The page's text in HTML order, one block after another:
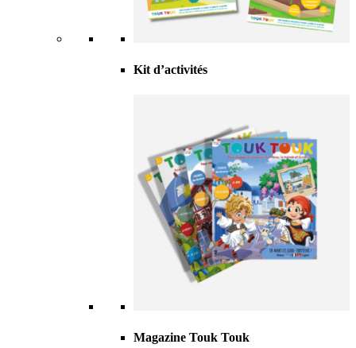
Kit d’activités
Magazine Touk Touk